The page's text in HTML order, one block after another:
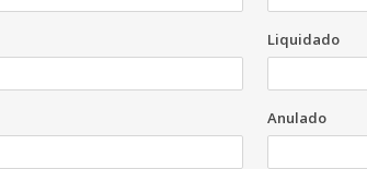
Liquidado
Anulado